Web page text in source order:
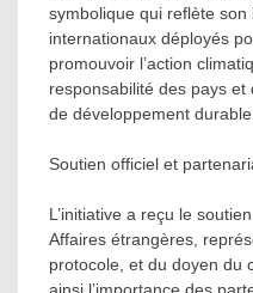
symbolique qui reflète
internationaux déployés
promouvoir l’action
responsabilité des pays
de développement durable.
Soutien officiel et
L’initiative a reçu le
Affaires étrangères,
protocole, et du doyen du